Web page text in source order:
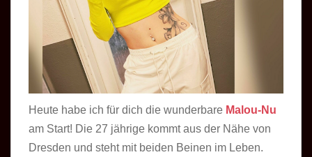
Heute habe ich für dich die wunderbare Malou-Nu
am Start! Die 27 jährige kommt aus der Nähe von
Dresden und steht mit beiden Beinen im Leben.